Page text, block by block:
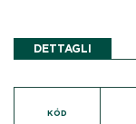
DETTAGLI
KÓD